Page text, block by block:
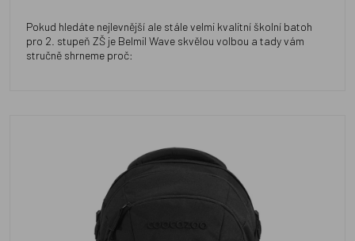
Pokud hledáte nejlevnější ale stále velmi kvalitní školní batoh
pro 2. stupeň ZŠ je Belmil Wave skvělou volbou a tady vám
stručně shrneme proč: